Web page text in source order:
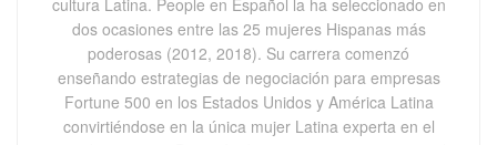
cultura Latina. People en Español la ha seleccionado en
dos ocasiones entre las 25 mujeres Hispanas más
poderosas (2012, 2018). Su carrera comenzó
enseñando estrategias de negociación para empresas
Fortune 500 en los Estados Unidos y América Latina
convirtiéndose en la única mujer Latina experta en el